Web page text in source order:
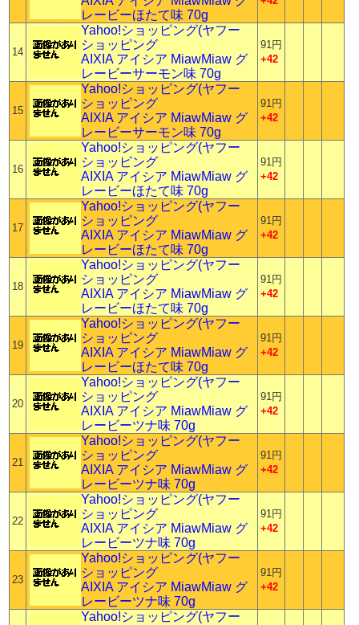
レービーほたて味 70g
14
Yahoo!ショッピング(ヤフー
ショッピング
AIXIA アイシア MiawMiaw グ
レービーサーモン味 70g
91円
+42
15
Yahoo!ショッピング(ヤフー
ショッピング
AIXIA アイシア MiawMiaw グ
レービーサーモン味 70g
91円
+42
16
Yahoo!ショッピング(ヤフー
ショッピング
AIXIA アイシア MiawMiaw グ
レービーほたて味 70g
91円
+42
17
Yahoo!ショッピング(ヤフー
ショッピング
AIXIA アイシア MiawMiaw グ
レービーほたて味 70g
91円
+42
18
Yahoo!ショッピング(ヤフー
ショッピング
AIXIA アイシア MiawMiaw グ
レービーほたて味 70g
91円
+42
19
Yahoo!ショッピング(ヤフー
ショッピング
AIXIA アイシア MiawMiaw グ
レービーほたて味 70g
91円
+42
20
Yahoo!ショッピング(ヤフー
ショッピング
AIXIA アイシア MiawMiaw グ
レービーツナ味 70g
91円
+42
21
Yahoo!ショッピング(ヤフー
ショッピング
AIXIA アイシア MiawMiaw グ
レービーツナ味 70g
91円
+42
22
Yahoo!ショッピング(ヤフー
ショッピング
AIXIA アイシア MiawMiaw グ
レービーツナ味 70g
91円
+42
23
Yahoo!ショッピング(ヤフー
ショッピング
AIXIA アイシア MiawMiaw グ
レービーツナ味 70g
91円
+42
Yahoo!ショッピング(ヤフー